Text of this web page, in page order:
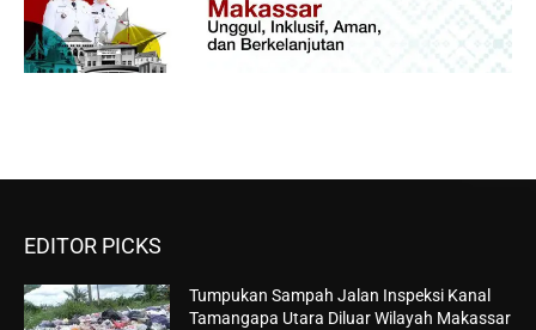
EDITOR PICKS
Tumpukan Sampah Jalan Inspeksi Kanal
Tamangapa Utara Diluar Wilayah Makassar